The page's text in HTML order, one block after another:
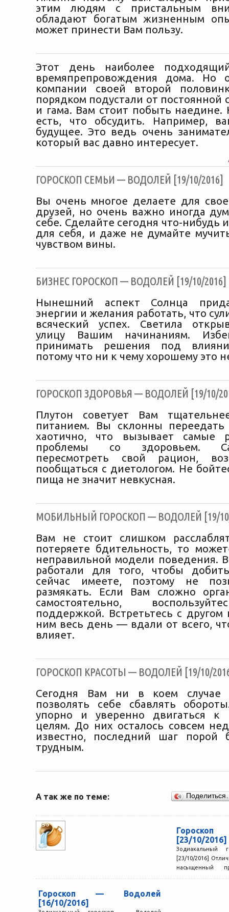
этим людям с пристальным
обладают богатым жизненным
может принести Вам пользу.
Этот день наиболее
времяпрепровождения дома. Но
компании своей второй
порядком подустали от постоянной
и гама. Вам стоит побыть наедине.
есть, что обсудить. Например,
будущее. Это ведь очень
который вас давно интересует.
ГОРОСКОП СЕМЬИ — ВОДОЛЕЙ [19/10/2016]
Вы очень многое делаете для
друзей, но очень важно иногда
себе. Сделайте сегодня что-нибудь
для себя, и даже не думайте
чувством вины.
БИЗНЕС ГОРОСКОП — ВОДОЛЕЙ [19/10/2016]
Нынешний аспект Солнца
энергии и желания работать, что
всяческий успех. Светила
улицу Вашим начинаниям.
принимать решения под
потому что ни к чему хорошему это
ГОРОСКОП ЗДОРОВЬЯ — ВОДОЛЕЙ [19/10/
Плутон советует Вам
питанием. Вы склонны переедать
хаотично, что вызывает самые
проблемы со здоровьем.
пересмотреть свой рацион,
пообщаться с диетологом. Не
пища не значит невкусная.
МОБИЛЬНЫЙ ГОРОСКОП — ВОДОЛЕЙ [19/
Вам не стоит слишком
потеряете бдительность, то
неправильной модели поведения.
работали для того, чтобы
сейчас имеете, поэтому не
размякать. Если Вам сложно
самостоятельно,
поддержкой. Встретьтесь с
ним весь день — вдали от всего,
влияет.
ГОРОСКОП КРАСОТЫ — ВОДОЛЕЙ [19/10/
Сегодня Вам ни в коем случае
позволять себе сбавлять
упорно и уверенно двигаться к
целям. До них осталось совсем
известно, последний шаг порой
трудным.
А так же по теме:
[23/10/2016]
Зодиакальный
[23/10/2016]
насыщенный
Гороскоп — Водолей
[16/10/2016]